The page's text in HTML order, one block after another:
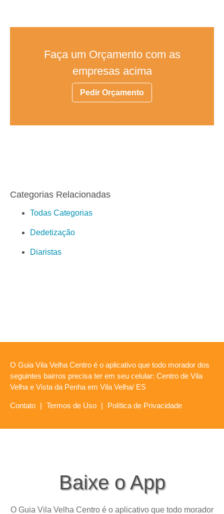
Faça um Orçamento com as
empresas acima
Pedir Orçamento
Categorias Relacionadas
Todas Categorias
Dedetização
Diaristas
O Guia Vila Velha Centro é o aplicativo que todo morador dos
seguintes bairros precisa ter em seu celular: Centro de Vila
Velha e Vista da Penha em Vila Velha/ ES
Contato | Termos de Uso | Política de Privacidade
Baixe o App
O Guia Vila Velha Centro é o aplicativo que todo morador